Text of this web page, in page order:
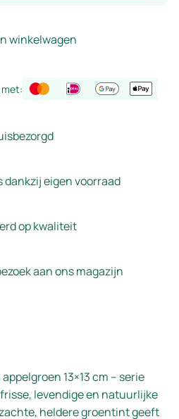
winkelwagen
dankzij eigen voorraad
op kwaliteit
aan ons magazijn
13×13 cm – serie
levendige en natuurlijke
heldere groentint geeft